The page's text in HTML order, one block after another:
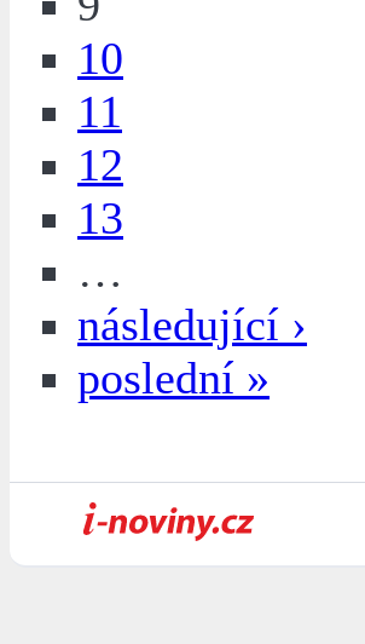
10
11
12
13
…
následující ›
poslední »